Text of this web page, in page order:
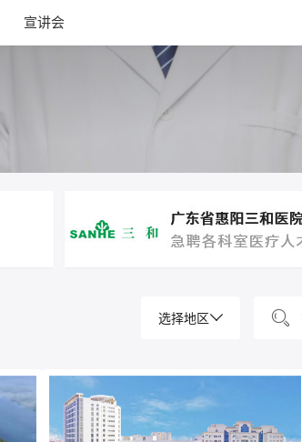
宣讲会
选择地区